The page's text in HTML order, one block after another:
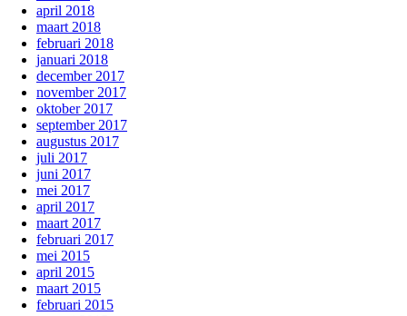
april 2018
maart 2018
februari 2018
januari 2018
december 2017
november 2017
oktober 2017
september 2017
augustus 2017
juli 2017
juni 2017
mei 2017
april 2017
maart 2017
februari 2017
mei 2015
april 2015
maart 2015
februari 2015